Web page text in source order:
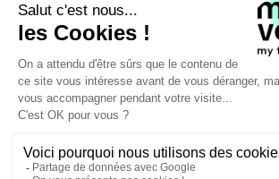
PAIEMENT SÉCURISÉ
NOUS SUIVRE